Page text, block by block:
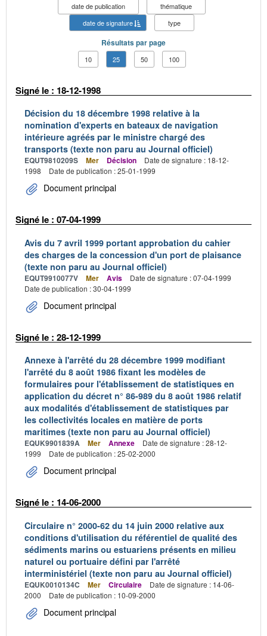
date de publication
thématique
date de signature
type
Résultats par page
10 25 50 100
Signé le : 18-12-1998
Décision du 18 décembre 1998 relative à la
nomination d'experts en bateaux de navigation
intérieure agréés par le ministre chargé des
transports (texte non paru au Journal officiel)
EQUT9810209S Mer Décision
Date de signature : 18-12-
1998
Date de publication : 25-01-1999
Document principal
Signé le : 07-04-1999
Avis du 7 avril 1999 portant approbation du cahier
des charges de la concession d'un port de plaisance
(texte non paru au Journal officiel)
EQUT9910077V Mer Avis
Date de signature : 07-04-1999
Date de publication : 30-04-1999
Document principal
Signé le : 28-12-1999
Annexe à l'arrêté du 28 décembre 1999 modifiant
l'arrêté du 8 août 1986 fixant les modèles de
formulaires pour l'établissement de statistiques en
application du décret n° 86-989 du 8 août 1986 relatif
aux modalités d'établissement de statistiques par
les collectivités locales en matière de ports
maritimes (texte non paru au Journal officiel)
EQUK9901839A Mer Annexe
Date de signature : 28-12-
1999
Date de publication : 25-02-2000
Document principal
Signé le : 14-06-2000
Circulaire n° 2000-62 du 14 juin 2000 relative aux
conditions d'utilisation du référentiel de qualité des
sédiments marins ou estuariens présents en milieu
naturel ou portuaire défini par l'arrêté
interministériel (texte non paru au Journal officiel)
EQUK0010134C Mer Circulaire
Date de signature : 14-06-
2000
Date de publication : 10-09-2000
Document principal